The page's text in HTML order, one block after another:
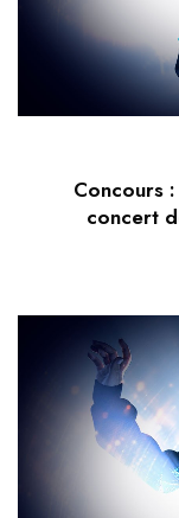
Concours
concert